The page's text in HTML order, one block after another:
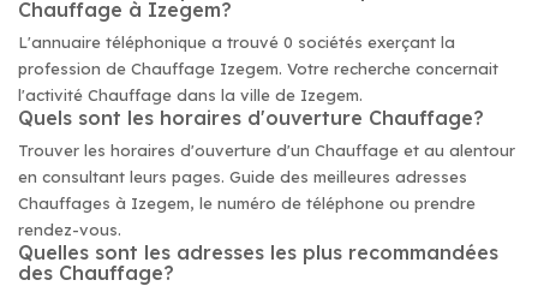
Chauffage à Izegem?
L'annuaire téléphonique a trouvé 0 sociétés exerçant la
profession de Chauffage Izegem. Votre recherche concernait
l'activité Chauffage dans la ville de Izegem.
Quels sont les horaires d'ouverture Chauffage?
Trouver les horaires d'ouverture d'un Chauffage et au alentour
en consultant leurs pages. Guide des meilleures adresses
Chauffages à Izegem, le numéro de téléphone ou prendre
rendez-vous.
Quelles sont les adresses les plus recommandées
des Chauffage?